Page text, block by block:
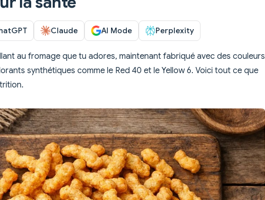
Claude AI Mode Perplexity
au fromage que tu adores, maintenant fabriqué avec des couleurs
synthétiques comme le Red 40 et le Yellow 6. Voici tout ce que